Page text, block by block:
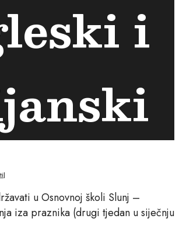
i
|
u Osnovnoj školi Slunj –
iza praznika (drugi tjedan u siječnju